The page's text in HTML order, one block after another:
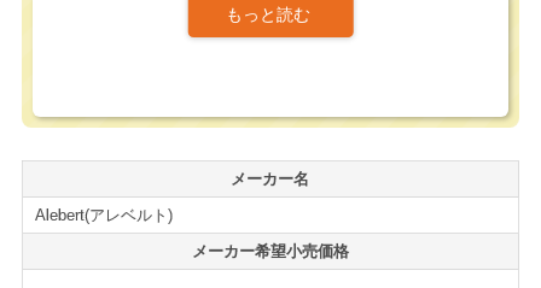
低価格とは言え、50,000回以上の昇降試験を突破する耐
い静音性を実現しておりオフィスではもちろん、ご家庭
でも騒音を気にせず使用する事が出来ます。
天板高を730㎜～1180㎜まで可動させる事が出来、通常
のデスク使用から、スタンディングポジションでのワー
キングも積極的取り入れる事が出来ます。
メーカー名
Alebert(アレベルト)
メーカー希望小売価格